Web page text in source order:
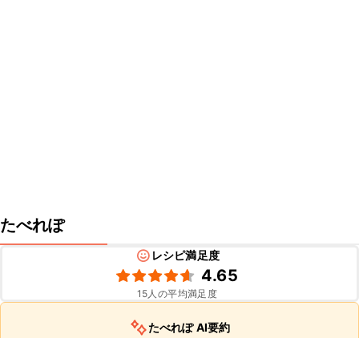
たべれぽ
レシピ満足度
4.65
15人の平均満足度
たべれぽ AI要約